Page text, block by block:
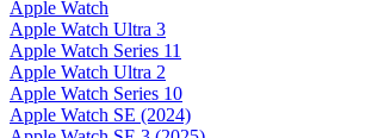
Apple Watch
Apple Watch Ultra 3
Apple Watch Series 11
Apple Watch Ultra 2
Apple Watch Series 10
Apple Watch SE (2024)